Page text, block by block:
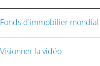
Fonds d'immobilier mondial
Visionner la vidéo